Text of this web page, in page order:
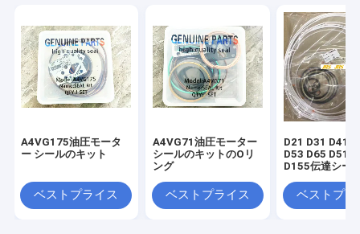
A4VG175油圧モータ
ー シールのキット
ベストプライス
A4VG71油圧モーター
シールのキットのOリ
ング
ベストプライス
D21 D31 D41
D53 D65 D51
D155伝達シー
ベストプラ